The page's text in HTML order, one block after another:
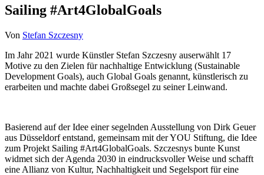
Sailing #Art4GlobalGoals
Von Stefan Szczesny
Im Jahr 2021 wurde Künstler Stefan Szczesny auserwählt 17
Motive zu den Zielen für nachhaltige Entwicklung (Sustainable
Development Goals), auch Global Goals genannt, künstlerisch zu
erarbeiten und machte dabei Großsegel zu seiner Leinwand.
Basierend auf der Idee einer segelnden Ausstellung von Dirk Geuer
aus Düsseldorf entstand, gemeinsam mit der YOU Stiftung, die Idee
zum Projekt Sailing #Art4GlobalGoals. Szczesnys bunte Kunst
widmet sich der Agenda 2030 in eindrucksvoller Weise und schafft
eine Allianz von Kultur, Nachhaltigkeit und Segelsport für eine